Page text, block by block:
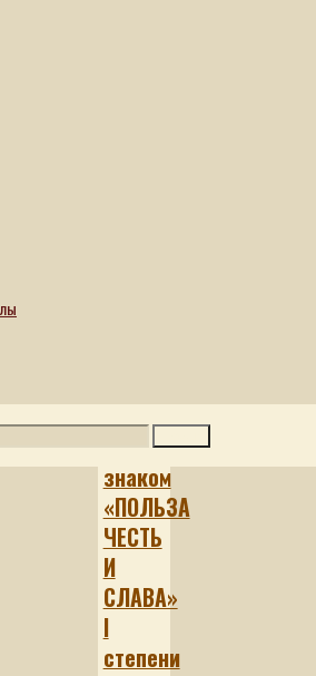
награждена
орденским
знаком
«ПОЛЬЗА
ЧЕСТЬ
И
СЛАВА»
I
степени